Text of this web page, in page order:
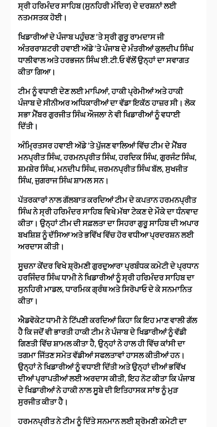
ਸ੍ਰੀ ਹਰਿਮੰਦਰ ਸਾਹਿਬ (ਸੁਨਹਿਰੀ ਮੰਦਿਰ) ਦੇ ਦਰਸ਼ਨਾਂ ਲਈ
ਨਤਮਸਤਕ ਹੋਈ।
ਖਿਡਾਰੀਆਂ ਦੇ ਪੰਜਾਬ ਪਹੁੰਚਣ ‘ਤੇ ਸ੍ਰੀ ਗੁਰੂ ਰਾਮਦਾਸ ਜੀ
ਅੰਤਰਰਾਸ਼ਟਰੀ ਹਵਾਈ ਅੱਡੇ ‘ਤੇ ਪੰਜਾਬ ਦੇ ਮੰਤਰੀਆਂ ਕੁਲਦੀਪ ਸਿੰਘ
ਧਾਲੀਵਾਲ ਅਤੇ ਹਰਭਜਨ ਸਿੰਘ ਈ.ਟੀ.ਓ ਵੱਲੋਂ ਉਨ੍ਹਾਂ ਦਾ ਸਵਾਗਤ
ਕੀਤਾ ਗਿਆ।
ਟੀਮ ਨੂੰ ਵਧਾਈ ਦੇਣ ਲਈ ਮਾਪਿਆਂ, ਹਾਕੀ ਪ੍ਰੇਮੀਆਂ ਅਤੇ ਹਾਕੀ
ਪੰਜਾਬ ਦੇ ਸੀਨੀਅਰ ਅਧਿਕਾਰੀਆਂ ਦਾ ਵੱਡਾ ਇਕੱਠ ਹਾਜ਼ਰ ਸੀ। ਲੋਕ
ਸਭਾ ਮੈਂਬਰ ਗੁਰਜੀਤ ਸਿੰਘ ਔਜਲਾ ਨੇ ਵੀ ਖਿਡਾਰੀਆਂ ਨੂੰ ਵਧਾਈ
ਦਿੱਤੀ।
ਅੰਮ੍ਰਿਤਸਰ ਹਵਾਈ ਅੱਡੇ ’ਤੇ ਪੁੱਜਣ ਵਾਲਿਆਂ ਵਿੱਚ ਟੀਮ ਦੇ ਮੈਂਬਰ
ਮਨਪ੍ਰੀਤ ਸਿੰਘ, ਹਰਮਨਪ੍ਰੀਤ ਸਿੰਘ, ਹਰਦਿਕ ਸਿੰਘ, ਗੁਰਜੰਟ ਸਿੰਘ,
ਸ਼ਮਸ਼ੇਰ ਸਿੰਘ, ਮਨਦੀਪ ਸਿੰਘ, ਜਰਮਨਪ੍ਰੀਤ ਸਿੰਘ ਬੱਲ, ਸੁਖਜੀਤ
ਸਿੰਘ, ਜੁਗਰਾਜ ਸਿੰਘ ਸ਼ਾਮਲ ਸਨ।
ਪੱਤਰਕਾਰਾਂ ਨਾਲ ਗੱਲਬਾਤ ਕਰਦਿਆਂ ਟੀਮ ਦੇ ਕਪਤਾਨ ਹਰਮਨਪ੍ਰੀਤ
ਸਿੰਘ ਨੇ ਸ੍ਰੀ ਹਰਿਮੰਦਰ ਸਾਹਿਬ ਵਿਖੇ ਮੱਥਾ ਟੇਕਣ ਦੇ ਮੌਕੇ ਦਾ ਧੰਨਵਾਦ
ਕੀਤਾ। ਉਨ੍ਹਾਂ ਟੀਮ ਦੀ ਸਫ਼ਲਤਾ ਦਾ ਸਿਹਰਾ ਗੁਰੂ ਸਾਹਿਬ ਦੀ ਅਪਾਰ
ਬਖਸ਼ਿਸ਼ ਨੂੰ ਦੱਸਿਆ ਅਤੇ ਭਵਿੱਖ ਵਿੱਚ ਹੋਰ ਵਧੀਆ ਪ੍ਰਦਰਸ਼ਨ ਲਈ
ਅਰਦਾਸ ਕੀਤੀ।
ਸੂਚਨਾ ਕੇਂਦਰ ਵਿਖੇ ਸ਼੍ਰੋਮਣੀ ਗੁਰਦੁਆਰਾ ਪ੍ਰਬੰਧਕ ਕਮੇਟੀ ਦੇ ਪ੍ਰਧਾਨ
ਹਰਜਿੰਦਰ ਸਿੰਘ ਧਾਮੀ ਨੇ ਖਿਡਾਰੀਆਂ ਨੂੰ ਸ੍ਰੀ ਹਰਿਮੰਦਰ ਸਾਹਿਬ ਦਾ
ਸੁਨਹਿਰੀ ਮਾਡਲ, ਧਾਰਮਿਕ ਗ੍ਰੰਥ ਅਤੇ ਸਿਰੋਪਾਓ ਦੇ ਕੇ ਸਨਮਾਨਿਤ
ਕੀਤਾ।
ਐਡਵੋਕੇਟ ਧਾਮੀ ਨੇ ਟਿੱਪਣੀ ਕਰਦਿਆਂ ਕਿਹਾ ਕਿ ਇਹ ਮਾਣ ਵਾਲੀ ਗੱਲ
ਹੈ ਕਿ ਜਦੋਂ ਵੀ ਭਾਰਤੀ ਹਾਕੀ ਟੀਮ ਨੇ ਪੰਜਾਬ ਦੇ ਖਿਡਾਰੀਆਂ ਨੂੰ ਵੱਡੀ
ਗਿਣਤੀ ਵਿੱਚ ਸ਼ਾਮਲ ਕੀਤਾ ਹੈ, ਉਨ੍ਹਾਂ ਨੇ ਹਾਲ ਹੀ ਵਿੱਚ ਕਾਂਸੀ ਦਾ
ਤਗਮਾ ਜਿੱਤਣ ਸਮੇਤ ਵੱਡੀਆਂ ਸਫਲਤਾਵਾਂ ਹਾਸਲ ਕੀਤੀਆਂ ਹਨ।
ਉਨ੍ਹਾਂ ਨੇ ਖਿਡਾਰੀਆਂ ਨੂੰ ਵਧਾਈ ਦਿੱਤੀ ਅਤੇ ਉਨ੍ਹਾਂ ਦੀਆਂ ਭਵਿੱਖ
ਦੀਆਂ ਪ੍ਰਾਪਤੀਆਂ ਲਈ ਅਰਦਾਸ ਕੀਤੀ, ਇਹ ਨੋਟ ਕੀਤਾ ਕਿ ਪੰਜਾਬ
ਦੇ ਖਿਡਾਰੀਆਂ ਨੇ ਹਾਕੀ ਨਾਲ ਸੂਬੇ ਦੀ ਇਤਿਹਾਸਕ ਸਾਂਝ ਨੂੰ ਮੁੜ
ਸੁਰਜੀਤ ਕੀਤਾ ਹੈ।
ਹਰਮਨਪ੍ਰੀਤ ਨੇ ਟੀਮ ਨੂੰ ਦਿੱਤੇ ਸਨਮਾਨ ਲਈ ਸ਼੍ਰੋਮਣੀ ਕਮੇਟੀ ਦਾ